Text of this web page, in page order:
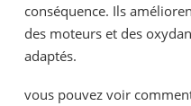
conséquence. Ils
des moteurs et des
adaptés.
vous pouvez voir